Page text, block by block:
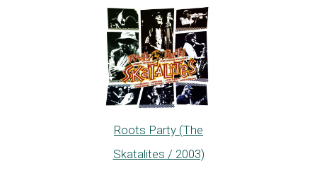
Roots Party (The
Skatalites / 2003)